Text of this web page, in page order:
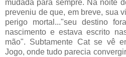
mudada para sempre. Na noite
preveniu de que, em breve, sua
perigo mortal..."seu destino
nascimento e estava escrito
mão". Subtamente Cat se vê
Jogo, onde tudo parecia